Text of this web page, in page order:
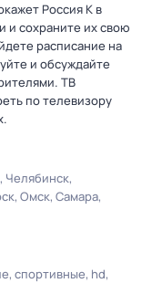
Россия К в
и сохраните их свою
расписание на
и обсуждайте
ТВ
по телевизору
Челябинск
Омск Самара
спортивные hd